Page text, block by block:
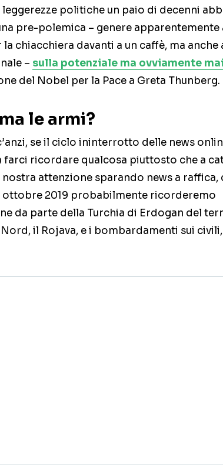
leggerezze politiche un paio di decenni
pre-polemica – genere apparentemente
chiacchiera davanti a un caffè, ma anche
– sulla potenziale ma ovviamente mai
del Nobel per la Pace a Greta Thunberg.
le armi?
se il ciclo ininterrotto delle news
farci ricordare qualcosa piuttosto che a
attenzione sparando news a raffica,
ottobre 2019 probabilmente ricorderemo
da parte della Turchia di Erdogan del
il Rojava, e i bombardamenti sui